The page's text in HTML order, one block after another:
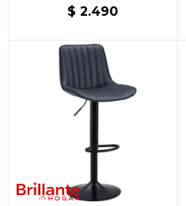
$ 2.490